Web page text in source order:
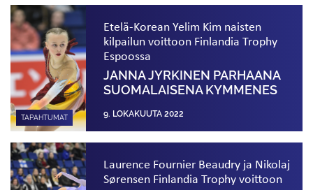
TAPAHTUMAT
Etelä-Korean Yelim Kim naisten
kilpailun voittoon Finlandia Trophy
Espoossa
JANNA JYRKINEN PARHAANA
SUOMALAISENA KYMMENES
9. LOKAKUUTA 2022
Laurence Fournier Beaudry ja Nikolaj
Sørensen Finlandia Trophy voittoon